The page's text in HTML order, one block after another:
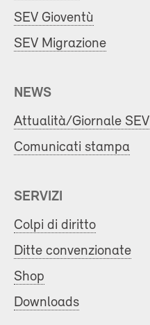
SEV Gioventù
SEV Migrazione
NEWS
Attualità/Giornale SEV
Comunicati stampa
SERVIZI
Colpi di diritto
Ditte convenzionate
Shop
Downloads